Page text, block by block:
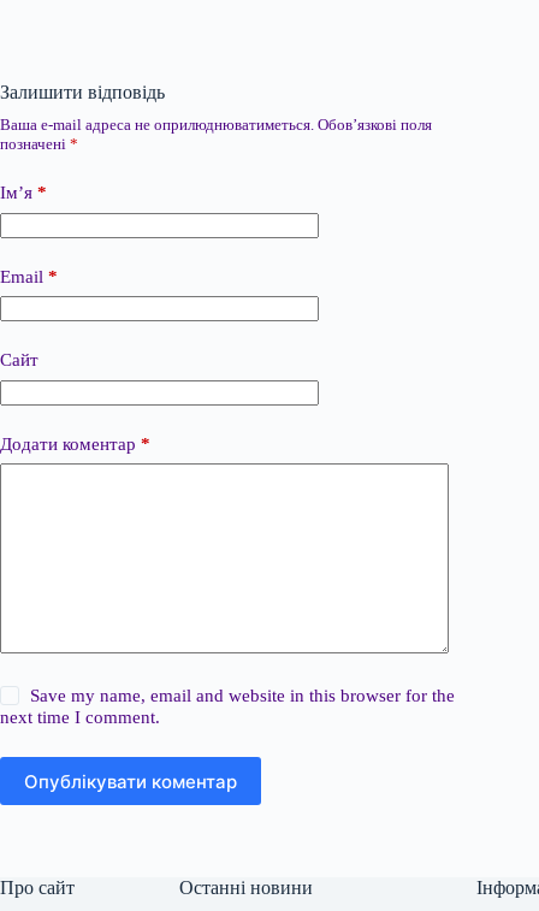
Залишити відповідь
Ваша e-mail адреса не оприлюднюватиметься. Обов’язкові поля
позначені *
Ім’я *
Email *
Сайт
Додати коментар *
Save my name, email and website in this browser for the
next time I comment.
Опублікувати коментар
Про сайт Останні новини